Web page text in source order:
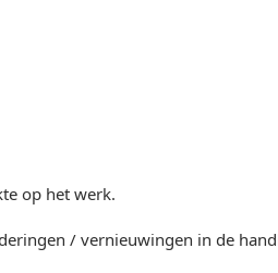
op het werk.
/ vernieuwingen in de